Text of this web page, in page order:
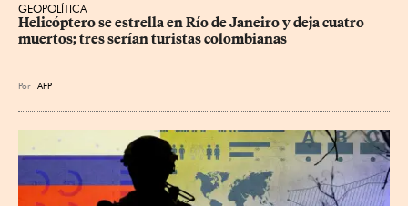
GEOPOLÍTICA
Helicóptero se estrella en Río de Janeiro y deja cuatro
muertos; tres serían turistas colombianas
Por AFP